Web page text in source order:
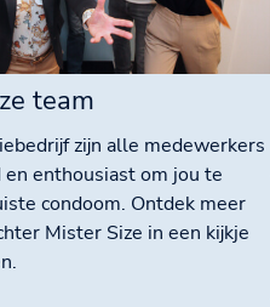
team
zijn alle medewerkers
enthousiast om jou te
condoom. Ontdek meer
Mister Size in een kijkje